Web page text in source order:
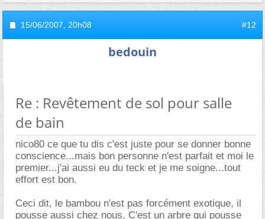
15/06/2007, 20h08 #12
bedouin
Re : Revêtement de sol pour salle
de bain
nico80 ce que tu dis c'est juste pour se donner bonne
conscience...mais bon personne n'est parfait et moi le
premier...j'ai aussi eu du teck et je me soigne...tout
effort est bon.
Ceci dit, le bambou n'est pas forcément exotique, il
pousse aussi chez nous. C'est un arbre qui pousse